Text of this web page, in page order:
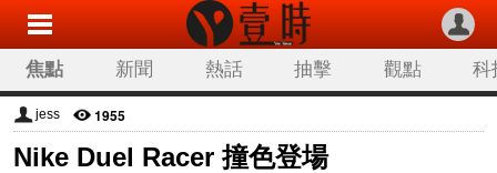
焦點 新聞 熱話 抽擊 觀點 科
jess 1955
Nike Duel Racer 撞色登場